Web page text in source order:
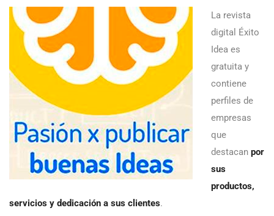
La revista
digital Éxito
Idea es
gratuita y
contiene
perfiles de
empresas
que
destacan por
sus
productos,
servicios y dedicación a sus clientes.